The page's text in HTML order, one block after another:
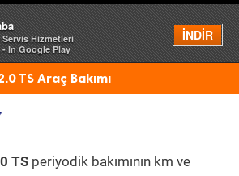
Hizmetleri
- In Google Play
İNDİR
Menü
TS Araç Bakımı
TS periyodik bakımının km ve